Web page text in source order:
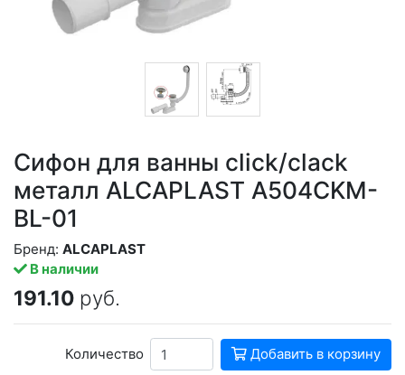
Сифон для ванны click/clack
металл ALCAPLAST A504CKM-
BL-01
В наличии
Бренд: ALCAPLAST
191.10 руб.
Количество Добавить в корзину